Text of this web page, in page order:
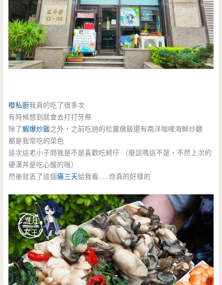
橙私廚我真的吃了很多次
有時候想到就會去打打牙祭
除了蝦爆炒飯之外，之前吃過的松露燉飯還有南洋咖哩海鮮炒麵
都是我常吃的菜色
這次這老小子問我是不是喜歡吃蚵仔 （廢話嗎這不是，不然上次的
硬漢丼是吃心酸的哦）
然後就丟了這個痛三天給我看…….你真的好樣的